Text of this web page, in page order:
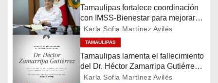
a
c
ó
Tamaulipas fortalece coordinación
con IMSS-Bienestar para mejorar
servicios de salud
Karla Sofia Martínez Avilés
TAMAULIPAS
Tamaulipas lamenta el fallecimiento
del Dr. Héctor Zamarripa Gutiérrez,
destacado servidor de la salud
Karla Sofia Martínez Avilés